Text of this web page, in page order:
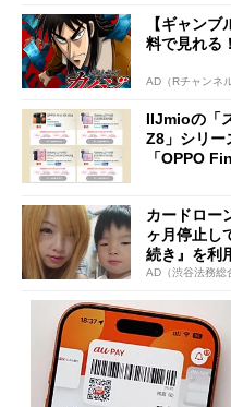
【ギャン
料で見れる！
AD（Rチャンネル
IIJmioの「
Z8」シリ
「OPPO
カードロー
ヶ月停止し
続き』を利
AD（渋谷法務総